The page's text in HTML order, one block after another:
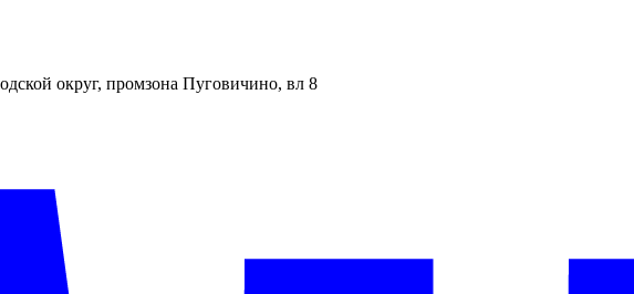
округ, промзона Пуговичино, вл 8